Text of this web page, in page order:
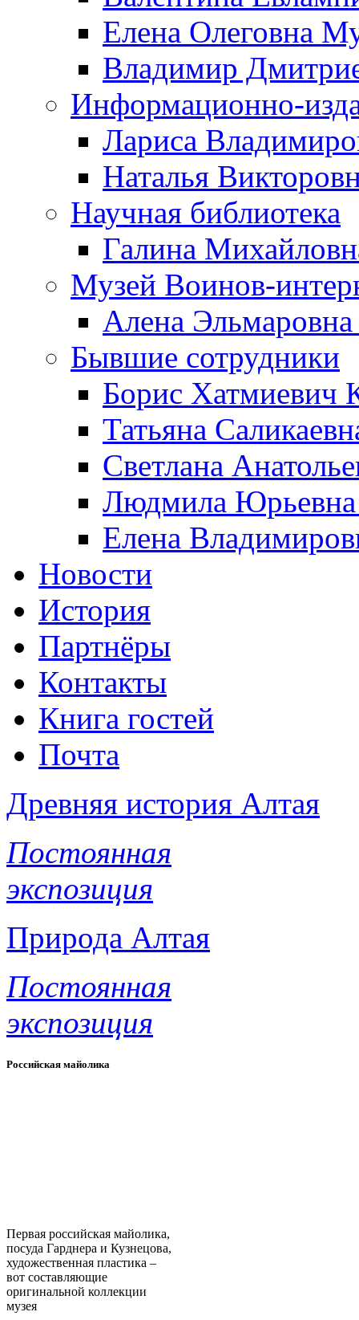
Елена Олеговна
Владимир
Информационно-
Лариса
Наталья
Научная библиотека
Галина
Музей Воинов-
Алена
Бывшие сотрудники
Борис Хатмиевич
Татьяна
Светлана
Людмила Юрьевна
Елена
Новости
История
Партнёры
Контакты
Книга гостей
Почта
Древняя история Алтая
Постоянная
экспозиция
Природа Алтая
Постоянная
экспозиция
Российская майолика
Первая российская майолика,
посуда Гарднера и Кузнецова,
художественная пластика –
вот составляющие
оригинальной коллекции
музея